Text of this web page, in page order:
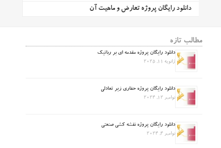
دانلود رایگان پروژه تعارض و ماهیت آن
مطالب تازه
دانلود رایگان پروژه مقدمه ای بر رباتیک
ژانویه 11, 2025
دانلود رایگان پروژه حفاری زیر تعادلی
نوامبر 12, 2024
دانلود رایگان پروژه نقشه کشی صنعتی
نوامبر 4, 2024